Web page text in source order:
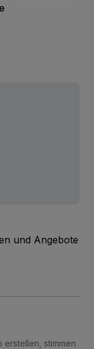
und Angebote
erstellen, stimmen